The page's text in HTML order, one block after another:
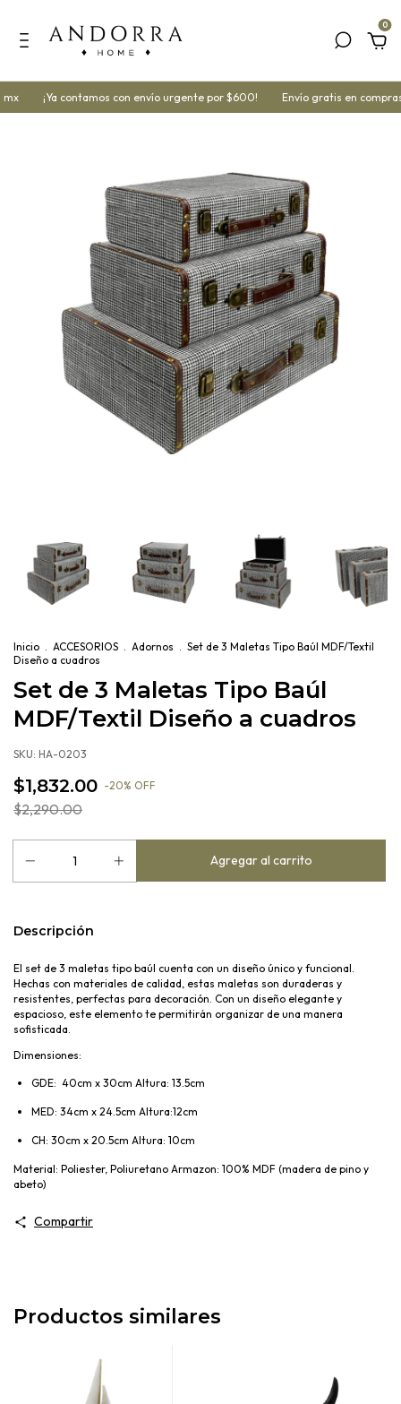
0
¡Ya contamos con envío urgente por $600! Envío gratis en
Inicio . ACCESORIOS . Adornos . Set de 3 Maletas Tipo Baúl MDF/Textil
Diseño a cuadros
Set de 3 Maletas Tipo Baúl
MDF/Textil Diseño a cuadros
SKU: HA-0203
$1,832.00 -20% OFF
$2,290.00
Descripción
El set de 3 maletas tipo baúl cuenta con un diseño único y funcional.
Hechas con materiales de calidad, estas maletas son duraderas y
resistentes, perfectas para decoración. Con un diseño elegante y
espacioso, este elemento te permitirán organizar de una manera
sofisticada.
Dimensiones:
GDE: 40cm x 30cm Altura: 13.5cm
MED: 34cm x 24.5cm Altura:12cm
CH: 30cm x 20.5cm Altura: 10cm
Material: Poliester, Poliuretano Armazon: 100% MDF (madera de pino y
abeto)
Compartir
Productos similares